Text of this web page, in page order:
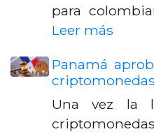
para
Leer más
Panamá
criptomonedas
Una vez la